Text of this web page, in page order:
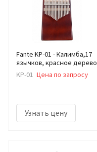
Fante KP-01 - Калимба,17
язычков, красное дерево
KP-01 Цена по запросу
Узнать цену